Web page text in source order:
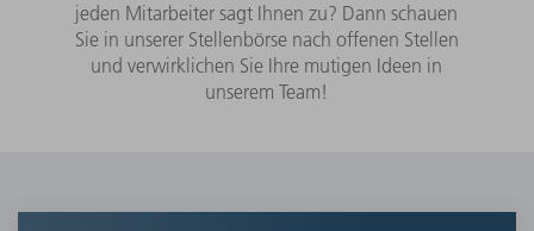
jeden Mitarbeiter sagt Ihnen zu? Dann schauen
Sie in unserer Stellenbörse nach offenen Stellen
und verwirklichen Sie Ihre mutigen Ideen in
unserem Team!